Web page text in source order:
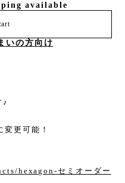
available
いの方向け
♪
更可能！
hexagon-セミオーダー